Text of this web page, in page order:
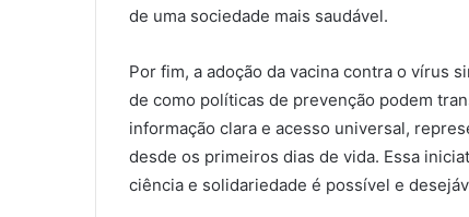
de uma sociedade mais saudável.
Por fim, a adoção da vacina contra o vírus
de como políticas de prevenção podem
informação clara e acesso universal,
desde os primeiros dias de vida. Essa
ciência e solidariedade é possível e